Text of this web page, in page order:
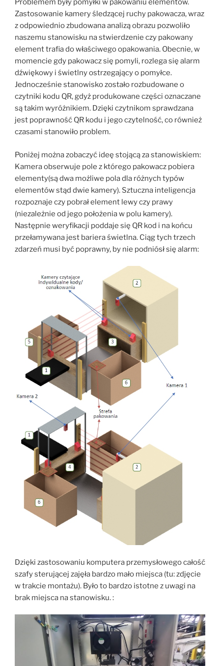
Problemem były pomyłki w pakowaniu elementów.
Zastosowanie kamery śledzącej ruchy pakowacza, wraz
z odpowiednio zbudowana analizą obrazu pozwoliło
naszemu stanowisku na stwierdzenie czy pakowany
element trafia do właściwego opakowania. Obecnie, w
momencie gdy pakowacz się pomyli, rozlega się alarm
dźwiękowy i świetlny ostrzegający o pomyłce.
Jednocześnie stanowisko zostało rozbudowane o
czytniki kodu QR, gdyż produkowane części oznaczane
są takim wyróżnikiem. Dzięki czytnikom sprawdzana
jest poprawność QR kodu i jego czytelność, co również
czasami stanowiło problem.
Poniżej można zobaczyć ideę stojącą za stanowiskiem:
Kamera obserwuje pole z którego pakowacz pobiera
elementy(są dwa możliwe pola dla różnych typów
elementów stąd dwie kamery). Sztuczna inteligencja
rozpoznaje czy pobrał element lewy czy prawy
(niezależnie od jego położenia w polu kamery).
Następnie weryfikacji poddaje się QR kod i na końcu
przełamywana jest bariera świetlna. Ciąg tych trzech
zdarzeń musi być poprawny, by nie podniósł się alarm:
Dzięki zastosowaniu komputera przemysłowego całość
szafy sterującej zajęła bardzo mało miejsca (tu: zdjęcie
w trakcie montażu). Było to bardzo istotne z uwagi na
brak miejsca na stanowisku. :